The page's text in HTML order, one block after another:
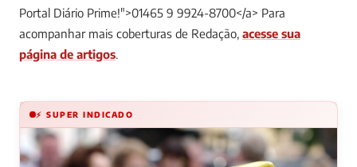
Portal Diário Prime!">01465 9 9924-8700</a> Para
acompanhar mais coberturas de Redação, acesse sua
página de artigos.
⚡ SUPER INDICADO